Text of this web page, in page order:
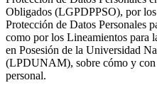
Obligados (LGPDPPSO), por
Protección de Datos Personales
como por los Lineamientos para
en Posesión de la Universidad
(LPDUNAM), sobre cómo y con
personal.